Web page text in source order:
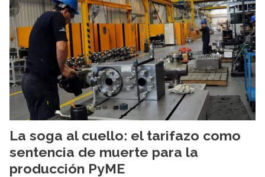
La soga al cuello: el tarifazo como
sentencia de muerte para la
producción PyME